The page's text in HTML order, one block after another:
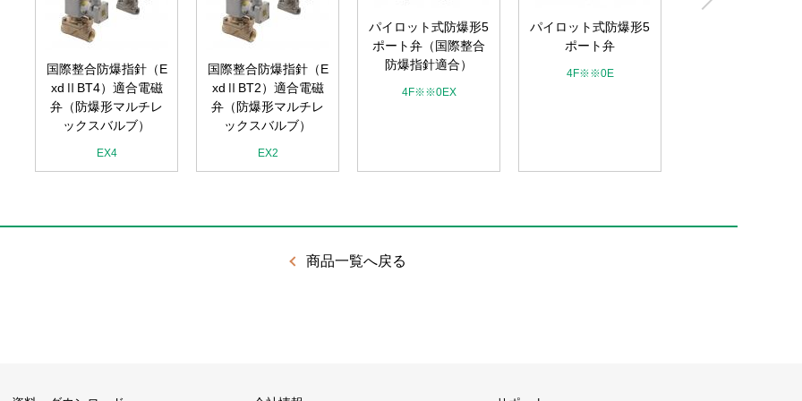
国際整合防爆指針（E
xdⅡBT4）適合電磁
弁（防爆形マルチレ
ックスバルブ）
EX4
国際整合防爆指針（E
xdⅡBT2）適合電磁
弁（防爆形マルチレ
ックスバルブ）
EX2
パイロット式防爆形5
ポート弁（国際整合
防爆指針適合）
4F※※0EX
パイロット式防爆形5
ポート弁
4F※※0E
商品一覧へ戻る